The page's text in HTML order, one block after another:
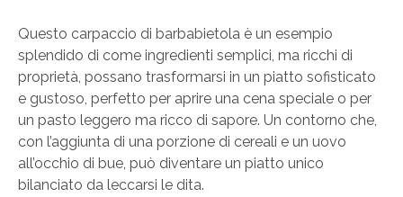
Questo carpaccio di barbabietola è un esempio
splendido di come ingredienti semplici, ma ricchi di
proprietà, possano trasformarsi in un piatto sofisticato
e gustoso, perfetto per aprire una cena speciale o per
un pasto leggero ma ricco di sapore. Un contorno che,
con l’aggiunta di una porzione di cereali e un uovo
all’occhio di bue, può diventare un piatto unico
bilanciato da leccarsi le dita.